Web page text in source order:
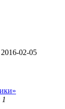
2016-02-05